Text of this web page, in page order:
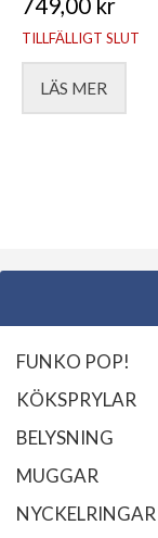
TILLFÄLLIGT SLUT
LÄS MER
FUNKO POP!
KÖKSPRYLAR
BELYSNING
MUGGAR
NYCKELRINGAR